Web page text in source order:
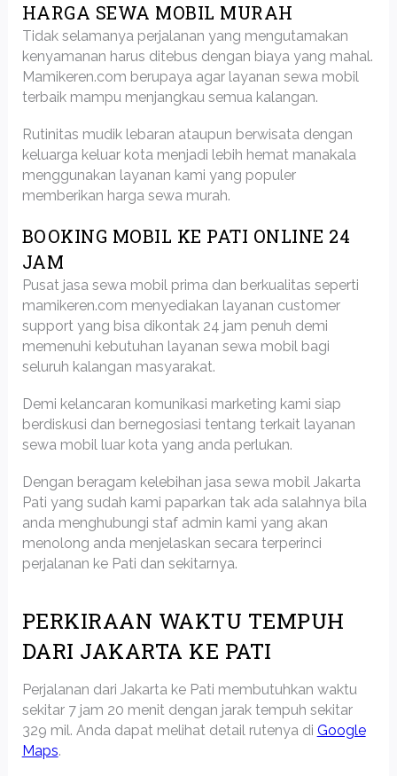
HARGA SEWA MOBIL MURAH
Tidak selamanya perjalanan yang mengutamakan
kenyamanan harus ditebus dengan biaya yang mahal.
Mamikeren.com berupaya agar layanan sewa mobil
terbaik mampu menjangkau semua kalangan.
Rutinitas mudik lebaran ataupun berwisata dengan
keluarga keluar kota menjadi lebih hemat manakala
menggunakan layanan kami yang populer
memberikan harga sewa murah.
BOOKING MOBIL KE PATI ONLINE 24
JAM
Pusat jasa sewa mobil prima dan berkualitas seperti
mamikeren.com menyediakan layanan customer
support yang bisa dikontak 24 jam penuh demi
memenuhi kebutuhan layanan sewa mobil bagi
seluruh kalangan masyarakat.
Demi kelancaran komunikasi marketing kami siap
berdiskusi dan bernegosiasi tentang terkait layanan
sewa mobil luar kota yang anda perlukan.
Dengan beragam kelebihan jasa sewa mobil Jakarta
Pati yang sudah kami paparkan tak ada salahnya bila
anda menghubungi staf admin kami yang akan
menolong anda menjelaskan secara terperinci
perjalanan ke Pati dan sekitarnya.
PERKIRAAN WAKTU TEMPUH
DARI JAKARTA KE PATI
Perjalanan dari Jakarta ke Pati membutuhkan waktu
sekitar 7 jam 20 menit dengan jarak tempuh sekitar
329 mil. Anda dapat melihat detail rutenya di Google
Maps.